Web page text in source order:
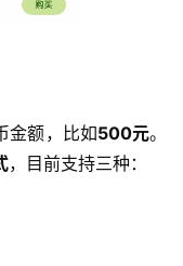
金额，比如500元。
，目前支持三种：